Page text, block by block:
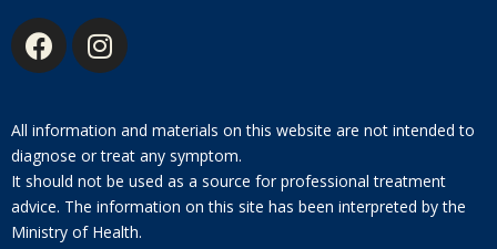
All information and materials on this website are not intended to
diagnose or treat any symptom.
It should not be used as a source for professional treatment
advice. The information on this site has been interpreted by the
Ministry of Health.